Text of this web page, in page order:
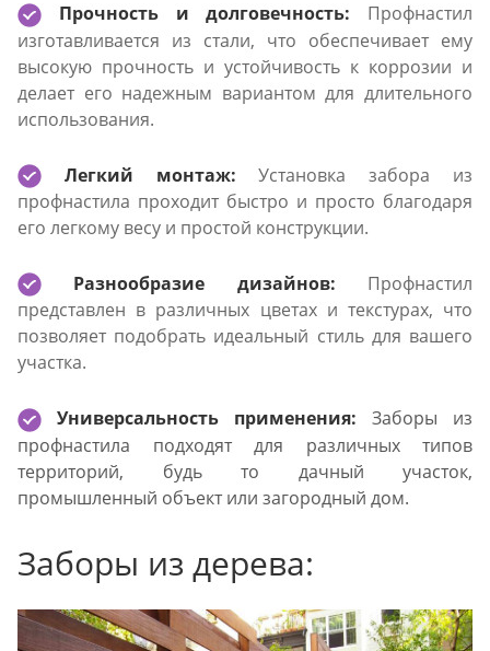
Прочность и долговечность: Профнастил
изготавливается из стали, что обеспечивает ему
высокую прочность и устойчивость к коррозии и
делает его надежным вариантом для длительного
использования.
Легкий монтаж:Установка забора из
профнастила проходит быстро и просто благодаря
его легкому весу и простой конструкции.
Разнообразие дизайнов: Профнастил
представлен в различных цветах и текстурах, что
позволяет подобрать идеальный стиль для вашего
участка.
Универсальность применения: Заборы из
профнастила подходят для различных типов
территорий, будь то дачный участок,
промышленный объект или загородный дом.
Заборы из дерева: